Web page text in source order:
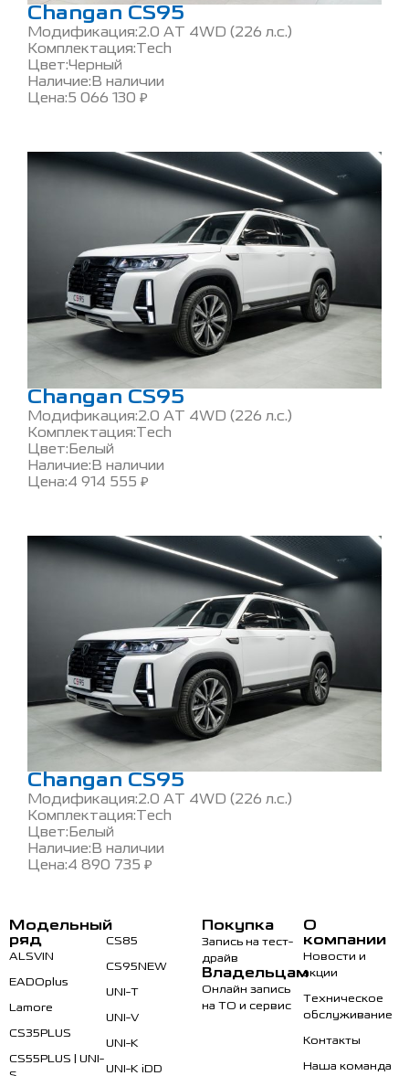
Changan CS95
Модификация:2.0 AT 4WD (226 л.с.)
Комплектация:Tech
Цвет:Черный
Наличие:В наличии
Цена:5 066 130 ₽
Changan CS95
Модификация:2.0 AT 4WD (226 л.с.)
Комплектация:Tech
Цвет:Белый
Наличие:В наличии
Цена:4 914 555 ₽
Changan CS95
Модификация:2.0 AT 4WD (226 л.с.)
Комплектация:Tech
Цвет: Белый
Наличие: В наличии
Цена:4 890 735 ₽
Модельный
ряд
ALSVIN
EADOplus
Lamore
CS35PLUS
CS55PLUS | UNI-
CS85
CS95NEW
UNI-T
UNI-V
UNI-K
UNI-K iDD
Покупка
Запись на тест-
драйв
Владельцам
Онлайн запись
на ТО и сервис
О
компании
Новости и
акции
Техническое
обслуживание
Контакты
Наша команда